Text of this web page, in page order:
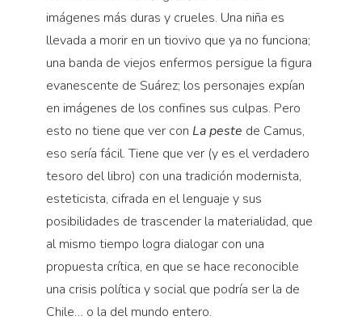
imágenes más duras y crueles. Una niña es
llevada a morir en un tiovivo que ya no funciona;
una banda de viejos enfermos persigue la figura
evanescente de Suárez; los personajes expían
en imágenes de los confines sus culpas. Pero
esto no tiene que ver con La peste de Camus,
eso sería fácil. Tiene que ver (y es el verdadero
tesoro del libro) con una tradición modernista,
esteticista, cifrada en el lenguaje y sus
posibilidades de trascender la materialidad, que
al mismo tiempo logra dialogar con una
propuesta crítica, en que se hace reconocible
una crisis política y social que podría ser la de
Chile… o la del mundo entero.